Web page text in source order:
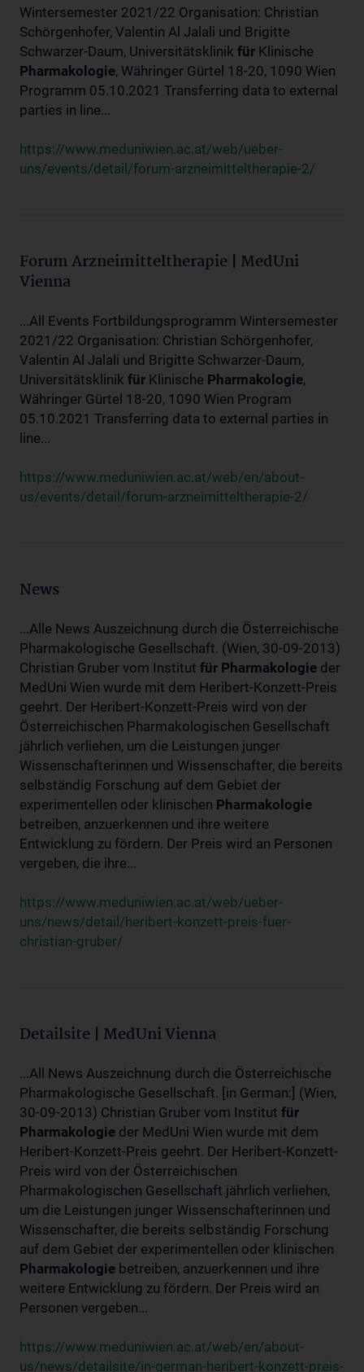
Wintersemester 2021/22 Organisation: Christian
Schörgenhofer, Valentin Al Jalali und Brigitte
Schwarzer-Daum, Universitätsklinik für Klinische
Pharmakologie, Währinger Gürtel 18-20, 1090 Wien
Programm 05.10.2021 Transferring data to external
parties in line...
https://www.meduniwien.ac.at/web/ueber-
uns/events/detail/forum-arzneimitteltherapie-2/
Forum Arzneimitteltherapie | MedUni
Vienna
...All Events Fortbildungsprogramm Wintersemester
2021/22 Organisation: Christian Schörgenhofer,
Valentin Al Jalali und Brigitte Schwarzer-Daum,
Universitätsklinik für Klinische Pharmakologie,
Währinger Gürtel 18-20, 1090 Wien Program
05.10.2021 Transferring data to external parties in
line...
https://www.meduniwien.ac.at/web/en/about-
us/events/detail/forum-arzneimitteltherapie-2/
News
...Alle News Auszeichnung durch die Österreichische
Pharmakologische Gesellschaft. (Wien, 30-09-2013)
Christian Gruber vom Institut für Pharmakologie der
MedUni Wien wurde mit dem Heribert-Konzett-Preis
geehrt. Der Heribert-Konzett-Preis wird von der
Österreichischen Pharmakologischen Gesellschaft
jährlich verliehen, um die Leistungen junger
Wissenschafterinnen und Wissenschafter, die bereits
selbständig Forschung auf dem Gebiet der
experimentellen oder klinischen Pharmakologie
betreiben, anzuerkennen und ihre weitere
Entwicklung zu fördern. Der Preis wird an Personen
vergeben, die ihre...
https://www.meduniwien.ac.at/web/ueber-
uns/news/detail/heribert-konzett-preis-fuer-
christian-gruber/
Detailsite | MedUni Vienna
...All News Auszeichnung durch die Österreichische
Pharmakologische Gesellschaft. [in German:] (Wien,
30-09-2013) Christian Gruber vom Institut für
Pharmakologie der MedUni Wien wurde mit dem
Heribert-Konzett-Preis geehrt. Der Heribert-Konzett-
Preis wird von der Österreichischen
Pharmakologischen Gesellschaft jährlich verliehen,
um die Leistungen junger Wissenschafterinnen und
Wissenschafter, die bereits selbständig Forschung
auf dem Gebiet der experimentellen oder klinischen
Pharmakologie betreiben, anzuerkennen und ihre
weitere Entwicklung zu fördern. Der Preis wird an
Personen vergeben...
https://www.meduniwien.ac.at/web/en/about-
us/news/detailsite/in-german-heribert-konzett-preis-